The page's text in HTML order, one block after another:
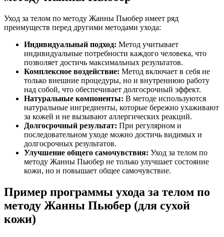
Уход за телом по методу Жанны Пьюбер имеет ряд
преимуществ перед другими методами ухода:
Индивидуальный подход: Метод учитывает
индивидуальные потребности каждого человека, что
позволяет достичь максимальных результатов.
Комплексное воздействие: Метод включает в себя не
только внешние процедуры, но и внутреннюю работу
над собой, что обеспечивает долгосрочный эффект.
Натуральные компоненты: В методе используются
натуральные ингредиенты, которые бережно ухаживают
за кожей и не вызывают аллергических реакций.
Долгосрочный результат: При регулярном и
последовательном уходе можно достичь видимых и
долгосрочных результатов.
Улучшение общего самочувствия: Уход за телом по
методу Жанны Пьюбер не только улучшает состояние
кожи, но и повышает общее самочувствие.
Пример программы ухода за телом по
методу Жанны Пьюбер (для сухой
кожи)